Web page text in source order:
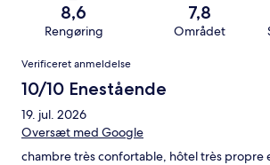
8,6
Rengøring
7,8
Området
Anmeldelser
Verificeret anmeldelse
10/10 Enestående
19. jul. 2026
Oversæt med Google
chambre très confortable, hôtel très propre